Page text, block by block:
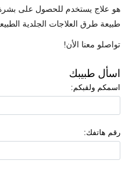
هو علاج يستخدم للحصول على بشرة
طبيعة طرق العلاجات الجلدية
تواصلو معنا الأن!
اسأل طبيبك
اسمكم ولقبكم:
رقم هاتفك: